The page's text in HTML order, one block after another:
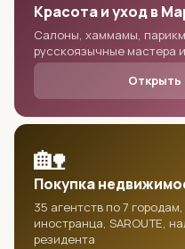
Красота и уход в
Салоны, хаммамы,
русскоязычные мастера
Открыть
🏡
Покупка
35 агентств по 7
иностранца, SAROUTE,
резидента